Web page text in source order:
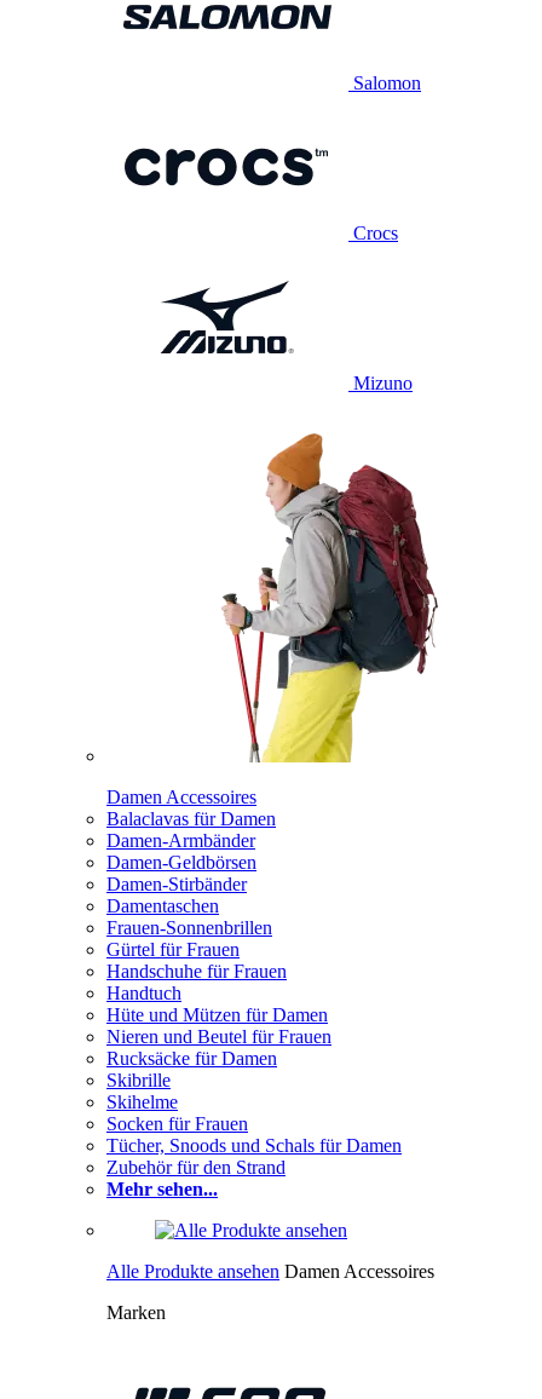
Salomon
Crocs
Mizuno
Damen Accessoires
Balaclavas für Damen
Damen-Armbänder
Damen-Geldbörsen
Damen-Stirbänder
Damentaschen
Frauen-Sonnenbrillen
Gürtel für Frauen
Handschuhe für Frauen
Handtuch
Hüte und Mützen für Damen
Nieren und Beutel für Frauen
Rucksäcke für Damen
Skibrille
Skihelme
Socken für Frauen
Tücher, Snoods und Schals für Damen
Zubehör für den Strand
Mehr sehen...
Alle Produkte ansehen Damen Accessoires
Marken